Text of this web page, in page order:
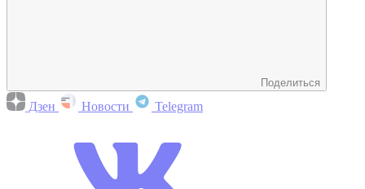
Поделиться
Дзен Новости Telegram